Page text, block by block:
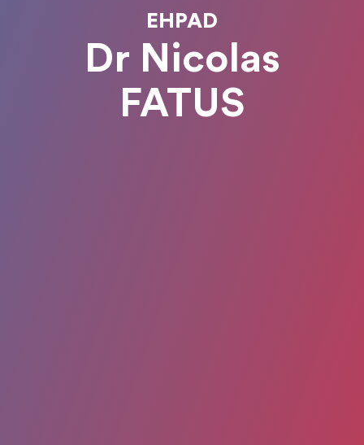
EHPAD
Dr Nicolas
FATUS